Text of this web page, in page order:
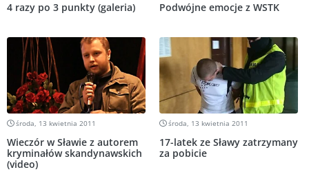
4 razy po 3 punkty (galeria) Podwójne emocje z WSTK
środa, 13 kwietnia 2011
Wieczór w Sławie z autorem
kryminałów skandynawskich
(video)
środa, 13 kwietnia 2011
17-latek ze Sławy zatrzymany
za pobicie